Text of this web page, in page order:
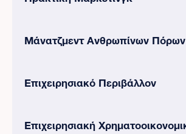
Μάνατζμεντ Ανθρωπίνων Πόρων
Επιχειρησιακό Περιβάλλον
Επιχειρησιακή